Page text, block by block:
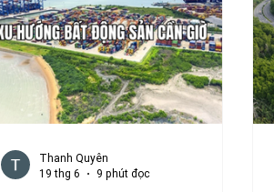
Thanh Quyên
19 thg 6
9 phút đọc